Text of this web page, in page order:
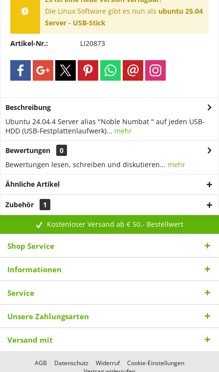
Die Linux Software gibt es nun als ubuntu 25.04
Server - USB-Stick
Artikel-Nr.: LI20873
Beschreibung
Ubuntu 24.04.4 Server alias "Noble Numbat " auf jeden USB-
HDD (USB-Festplattenlaufwerk)... mehr
Bewertungen
0
Bewertungen lesen, schreiben und diskutieren... mehr
Ähnliche Artikel
Zubehör 1
Kostenloser Versand ab € 50,- Bestellwert
Shop Service
Informationen
Service
Unsere Zahlungsarten
Versand mit
AGB Datenschutz Widerruf
Cookie-Einstellungen